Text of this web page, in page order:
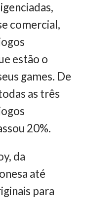
comercial,
estão o
games. De
as três
20%.
da
até
para